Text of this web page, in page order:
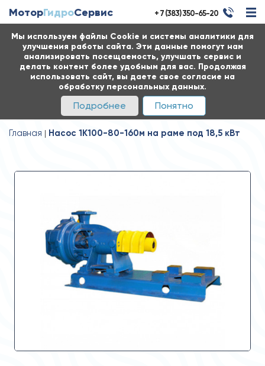
Мы используем файлы Cookie и системы аналитики для
улучшения работы сайта. Эти данные помогут нам
анализировать посещаемость, улучшать сервис и
делать контент более удобным для вас. Продолжая
использовать сайт, вы даете свое согласие на
обработку персональных данных.
Подробнее Понятно
МоторГидроСервис + 7 (383) 350-65-20
Главная Насос 1К100-80-160м на раме под 18,5 кВт